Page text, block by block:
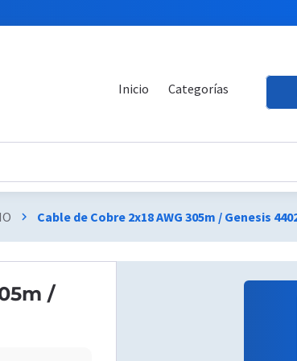
Inicio Categorías
chevron_right Cable de Cobre 2x18 AWG 305m / Genesis
/